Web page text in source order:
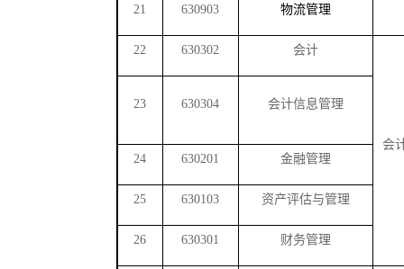
21 630903 物流管理
22 630302 会计
会
23 630304 会计信息管理
24 630201 金融管理
25 630103 资产评估与管理
26 630301 财务管理